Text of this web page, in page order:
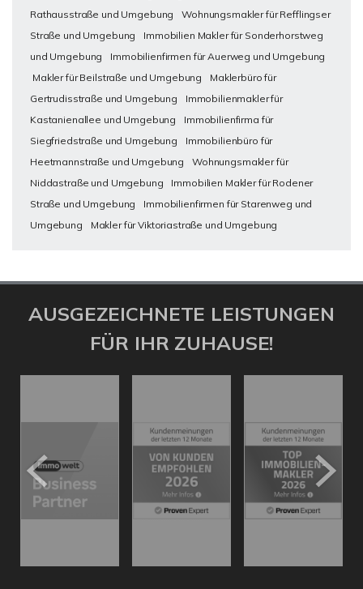
Rathausstraße und Umgebung
Wohnungsmakler für Refflingser
Straße und Umgebung
Immobilien Makler für Sonderhorstweg
und Umgebung
Immobilienfirmen für Auerweg und Umgebung
Makler für Beilstraße und Umgebung
Maklerbüro für
Gertrudisstraße und Umgebung
Immobilienmakler für
Kastanienallee und Umgebung
Immobilienfirma für
Siegfriedstraße und Umgebung
Immobilienbüro für
Heetmannstraße und Umgebung
Wohnungsmakler für
Niddastraße und Umgebung
Immobilien Makler für Rodener
Straße und Umgebung
Immobilienfirmen für Starenweg und
Umgebung
Makler für Viktoriastraße und Umgebung
AUSGEZEICHNETE LEISTUNGEN
FÜR IHR ZUHAUSE!